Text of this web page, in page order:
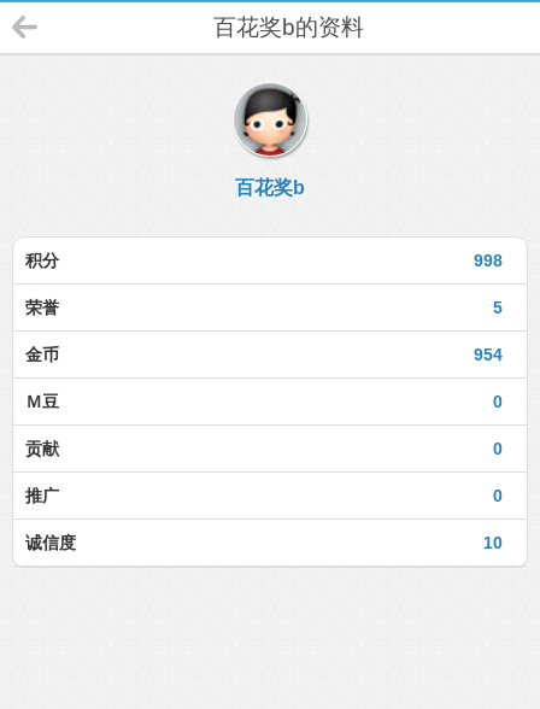
百花奖b的资料
百花奖b
998
积分
5
荣誉
954
金币
0
Ｍ豆
0
贡献
0
推广
10
诚信度